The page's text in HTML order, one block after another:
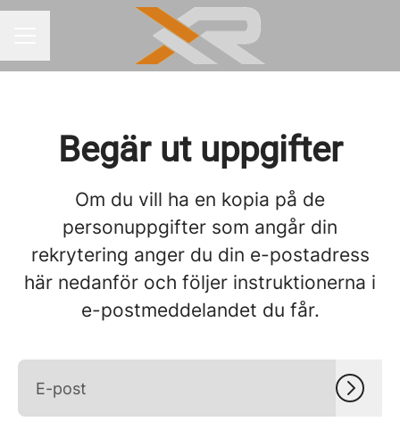
Begär ut uppgifter
Om du vill ha en kopia på de
personuppgifter som angår din
rekrytering anger du din e-postadress
här nedanför och följer instruktionerna i
e-postmeddelandet du får.